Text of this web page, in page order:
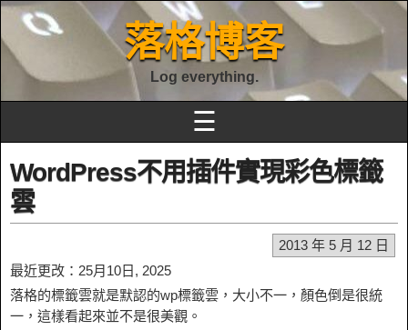
落格博客
Log everything.
☰
WordPress不用插件實現彩色標籤
雲
2013 年 5 月 12 日
最近更改：25月10日, 2025
落格的標籤雲就是默認的wp標籤雲，大小不一，顏色倒是很統
一，這樣看起來並不是很美觀。